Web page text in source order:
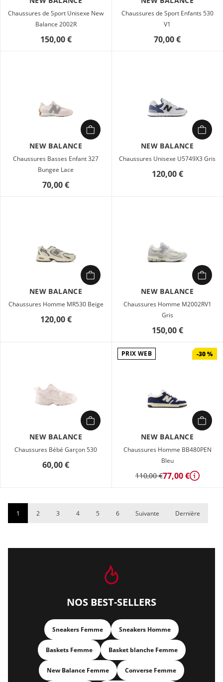
Chaussures de Sport Unisexe New
Balance 2002R
150,00 €
Chaussures de Sport Enfants 530
V1
70,00 €
NEW BALANCE
Chaussures Basses Enfant 327
Bungee Lace
70,00 €
NEW BALANCE
Chaussures Unisexe U5749X3 Gris
120,00 €
NEW BALANCE
Chaussures Homme MR530 Beige
120,00 €
NEW BALANCE
Chaussures Homme M2002RV1
Gris
150,00 €
NEW BALANCE
Chaussures Bébé Garçon 530
60,00 €
PRIX WEB -30 %
NEW BALANCE
Chaussures Homme BB480PEN
Bleu
110,00 €77,00 € Détails
1 2 3 4 5 6 Suivante Dernière
NOS BEST-SELLERS
Sneakers Femme Sneakers Homme
Baskets Femme Basket blanche Femme
New Balance Femme Converse Femme